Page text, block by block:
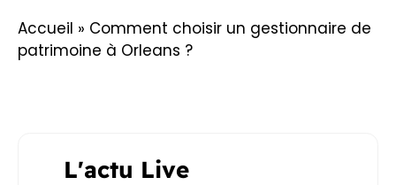
Accueil » Comment choisir un gestionnaire de
patrimoine à Orleans ?
L'actu Live